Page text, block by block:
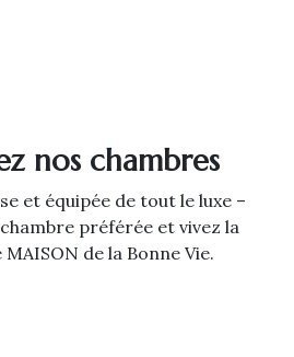
nos chambres
et équipée de tout le luxe –
préférée et vivez la
de la Bonne Vie.